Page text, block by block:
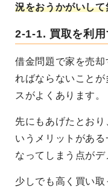
況をおうかがいし
2-1-1. 買取を利
借金問題で家を売却
ればならないことが
スがよくあります。
先にもあげたとお
いうメリットがある
なってしまう点がデ
少しでも高く買い